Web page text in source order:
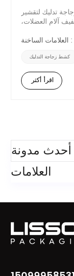
تدليك لتقشير
آلام العضلات،
إيثيلين عالي الكثافة (HDPE) سعة 100 غرام ببكراتها المصنوعةالعلامات الساخنة :
كشط زجاجة التدليك
اقرأ أكثر
أحدث مدونة
العلامات